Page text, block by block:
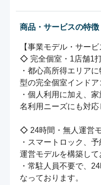
商品・サービスの特徴
【事業モデル・サービ
◇ 完全個室・1店舗1
・都心高所得エリア
型の完全個室インドア
・個人利用に加え、
名利用ニーズにも対応
◇ 24時間・無人運営
・スマートロック、
運営モデルを構築して
・常駐人員不要で、
なっております。